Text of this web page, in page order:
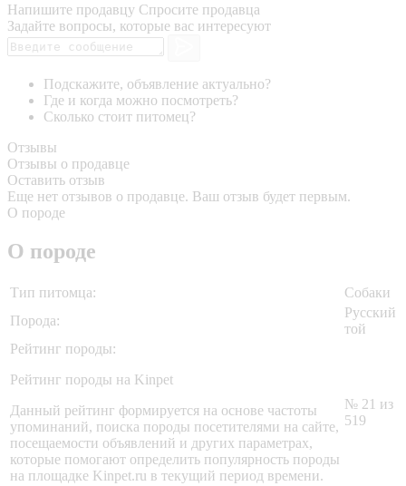
Напишите продавцу Спросите продавца
Задайте вопросы, которые вас интересуют
Подскажите, объявление актуально?
Где и когда можно посмотреть?
Сколько стоит питомец?
Отзывы
Отзывы о продавце
Оставить отзыв
Еще нет отзывов о продавце. Ваш отзыв будет первым.
О породе
О породе
Тип питомца:
Собаки
Порода:
Русский
той
Рейтинг породы:
Рейтинг породы на Kinpet
Данный рейтинг формируется на основе частоты
упоминаний, поиска породы посетителями на сайте,
посещаемости объявлений и других параметрах,
которые помогают определить популярность породы
на площадке Kinpet.ru в текущий период времени.
№ 21 из
519